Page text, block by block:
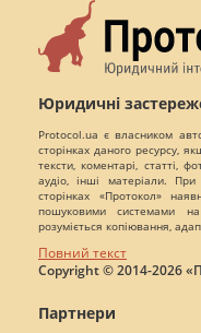
Юридичні
Protocol.ua є власником
сторінках даного ресурсу,
тексти, коментарі, статті,
аудіо, інші матеріали.
сторінках «Протокол»
пошуковими системами
розуміється копіювання,
Повний текст
Copyright © 2014-2026
Партнери